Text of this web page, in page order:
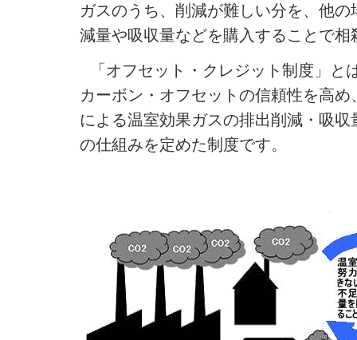
ガスのうち、削減が難しい分を、他
減量や吸収量などを購入することで
「オフセット・クレジット制度」
カーボン・オフセットの信頼性を高
による温室効果ガスの排出削減・吸
の仕組みを定めた制度です。